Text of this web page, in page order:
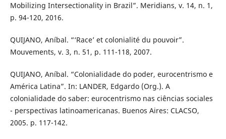
Mobilizing Intersectionality in Brazil”. Meridians, v. 14, n. 1,
p. 94-120, 2016.
QUIJANO, Aníbal. “‘Race’ et colonialité du pouvoir”.
Mouvements, v. 3, n. 51, p. 111-118, 2007.
QUIJANO, Aníbal. “Colonialidade do poder, eurocentrismo e
América Latina”. In: LANDER, Edgardo (Org.). A
colonialidade do saber: eurocentrismo nas ciências sociales
- perspectivas latinoamericanas. Buenos Aires: CLACSO,
2005. p. 117-142.